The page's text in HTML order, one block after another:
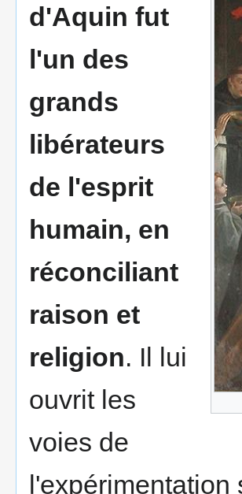
d'Aquin fut
l'un des
grands
libérateurs
de l'esprit
humain, en
réconciliant
raison et
religion. Il lui
ouvrit les
voies de